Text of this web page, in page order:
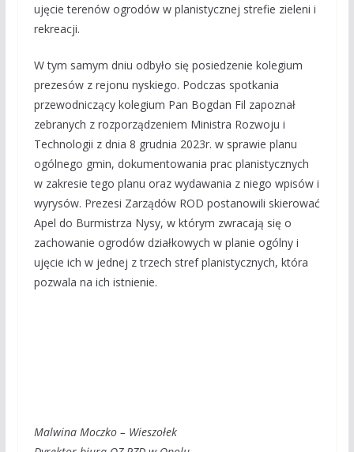
ujęcie terenów ogrodów w planistycznej strefie zieleni i
rekreacji.
W tym samym dniu odbyło się posiedzenie kolegium
prezesów z rejonu nyskiego. Podczas spotkania
przewodniczący kolegium Pan Bogdan Fil zapoznał
zebranych z rozporządzeniem Ministra Rozwoju i
Technologii z dnia 8 grudnia 2023r. w sprawie planu
ogólnego gmin, dokumentowania prac planistycznych
w zakresie tego planu oraz wydawania z niego wpisów i
wyrysów. Prezesi Zarządów ROD postanowili skierować
Apel do Burmistrza Nysy, w którym zwracają się o
zachowanie ogrodów działkowych w planie ogólny i
ujęcie ich w jednej z trzech stref planistycznych, która
pozwala na ich istnienie.
Malwina Moczko – Wieszołek